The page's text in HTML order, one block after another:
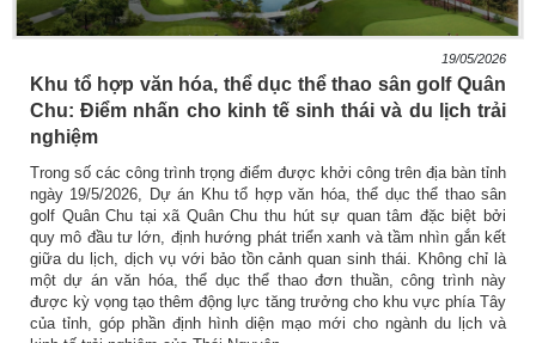
19/05/2026
Khu tổ hợp văn hóa, thể dục thể thao sân golf Quân
Chu: Điểm nhấn cho kinh tế sinh thái và du lịch trải
nghiệm
Trong số các công trình trọng điểm được khởi công trên địa bàn tỉnh
ngày 19/5/2026, Dự án Khu tổ hợp văn hóa, thể dục thể thao sân
golf Quân Chu tại xã Quân Chu thu hút sự quan tâm đặc biệt bởi
quy mô đầu tư lớn, định hướng phát triển xanh và tầm nhìn gắn kết
giữa du lịch, dịch vụ với bảo tồn cảnh quan sinh thái. Không chỉ là
một dự án văn hóa, thể dục thể thao đơn thuần, công trình này
được kỳ vọng tạo thêm động lực tăng trưởng cho khu vực phía Tây
của tỉnh, góp phần định hình diện mạo mới cho ngành du lịch và